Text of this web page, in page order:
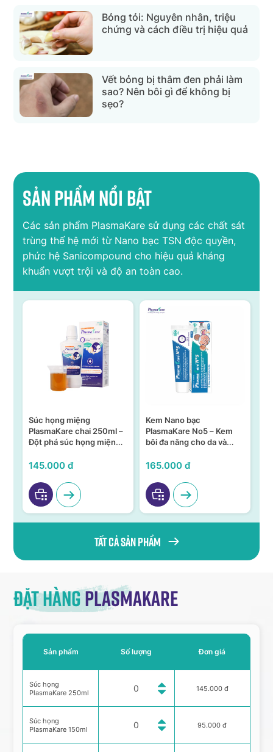
Bỏng tỏi: Nguyên nhân, triệu
chứng và cách điều trị hiệu quả
Vết bỏng bị thâm đen phải làm
sao? Nên bôi gì để không bị
sẹo?
Sản phẩm nổi bật
Các sản phẩm PlasmaKare sử dụng các chất sát
trùng thế hệ mới từ Nano bạc TSN độc quyền,
phức hệ Sanicompound cho hiệu quả kháng
khuẩn vượt trội và độ an toàn cao.
Súc họng miệng
PlasmaKare chai 250ml –
Đột phá súc họng miệng
145.000 đ
Kem Nano bạc
PlasmaKare No5 – Kem
bôi đa năng cho da và
165.000 đ
Tất cả sản phẩm
Đặt hàngPlasmakare
Sản phẩm
Súc họng
PlasmaKare 250ml
Súc họng
PlasmaKare 150ml
Số lượng Đơn giá
145.000 đ
95.000 đ